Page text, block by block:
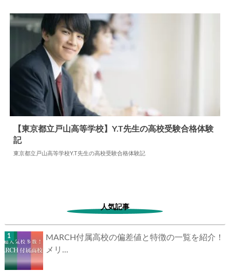
高校合格体験記
【東京都立戸山高等学校】Y.T先生の高校受験合格体験
記
東京都立戸山高等学校Y.T先生の高校受験合格体験記
人気記事
MARCH付属高校の偏差値と特徴の一覧を紹介！
メリ...